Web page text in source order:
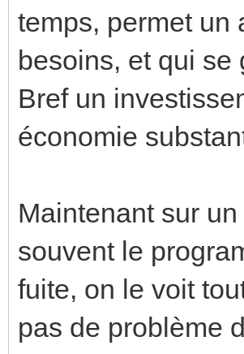
temps, permet un
besoins, et qui se
Bref un
économie
Maintenant sur
souvent le
fuite, on le voit
pas de problème